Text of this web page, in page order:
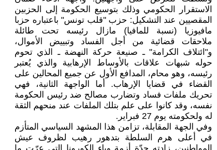
الاستقرار الحكومي وذلك بتوسيع الحكومة إلى الحزبين
المقصيين عند التشكيل: حزب "قلب تونس" باعتباره حزبا
مافيوزيا (نسبة للمافيا) مازال رئيسه تحت طائلة
ملاحقات قضائية من أجل الفساد وتبييض الأموال،
و"ائتلاف الكرامة" ـ صنيعة حركة النهضة ـ الذي تحوم
حوله شبهات علاقات بالأوساط الإرهابية والذي يُعتبر
رئيسه، وهو محام، المدافع الأول عن جميع المحالين على
القضاء في قضايا الإرهاب. أما الواجهة الثانية، فهي
تحريك ملفات فساد وتضارب مصالح ضد رئيس الحكومة
نفسه، وقد كانوا على علم بتلك الملفات عند منحهم الثقة
له ولحكومته يوم 27 فبراير.
وفي الجهة المقابلة، تزامن هذا المشهد السياسي المتأزم
في أعلى هرم السلطة بتدهور رهيب لظروف عيش